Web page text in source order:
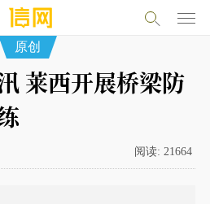
原创
莱西开展桥梁防
阅读: 21664